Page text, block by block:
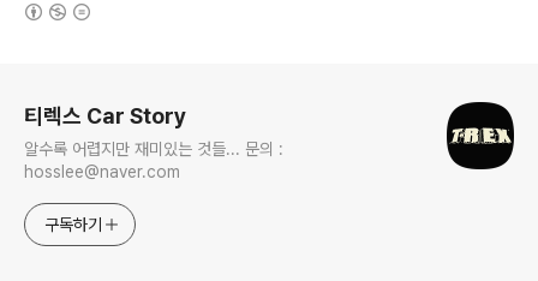
티렉스 Car Story
알수록 어렵지만 재미있는 것들... 문의 :
hosslee@naver.com
구독하기